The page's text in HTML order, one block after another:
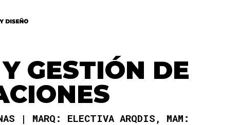
GESTIÓN DE
MARQ: ELECTIVA ARQDIS, MAM: